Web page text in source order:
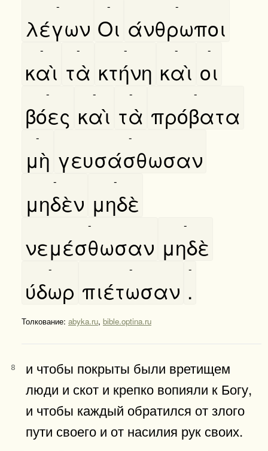
λέγων
-
Οι
-
άνθρωποι
-
καὶ
-
τὰ
-
κτήνη
-
καὶ
-
οι
-
βόες
-
καὶ
-
τὰ
-
πρόβατα
-
μὴ
-
γευσάσθωσαν
-
μηδὲν
-
μηδὲ
-
νεμέσθωσαν
-
μηδὲ
-
ύδωρ
-
πιέτωσαν
-
.
-
Толкование: abyka.ru, bible.optina.ru
8
и чтобы покрыты были вретищем
люди и скот и крепко вопияли к Богу,
и чтобы каждый обратился от злого
пути своего и от насилия рук своих.